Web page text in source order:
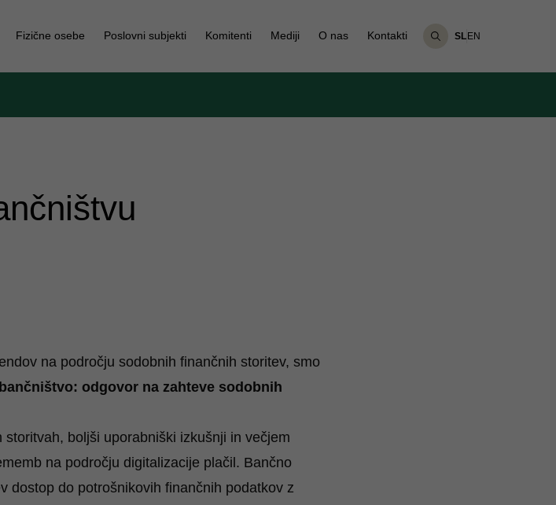
Fizične osebe Poslovni subjekti Komitenti Mediji O nas Kontakti SL EN
na področju sodobnih finančnih storitev, smo
odgovor na zahteve sodobnih
boljši uporabniški izkušnji in večjem
na področju digitalizacije plačil. Bančno
dostop do potrošnikovih finančnih podatkov z